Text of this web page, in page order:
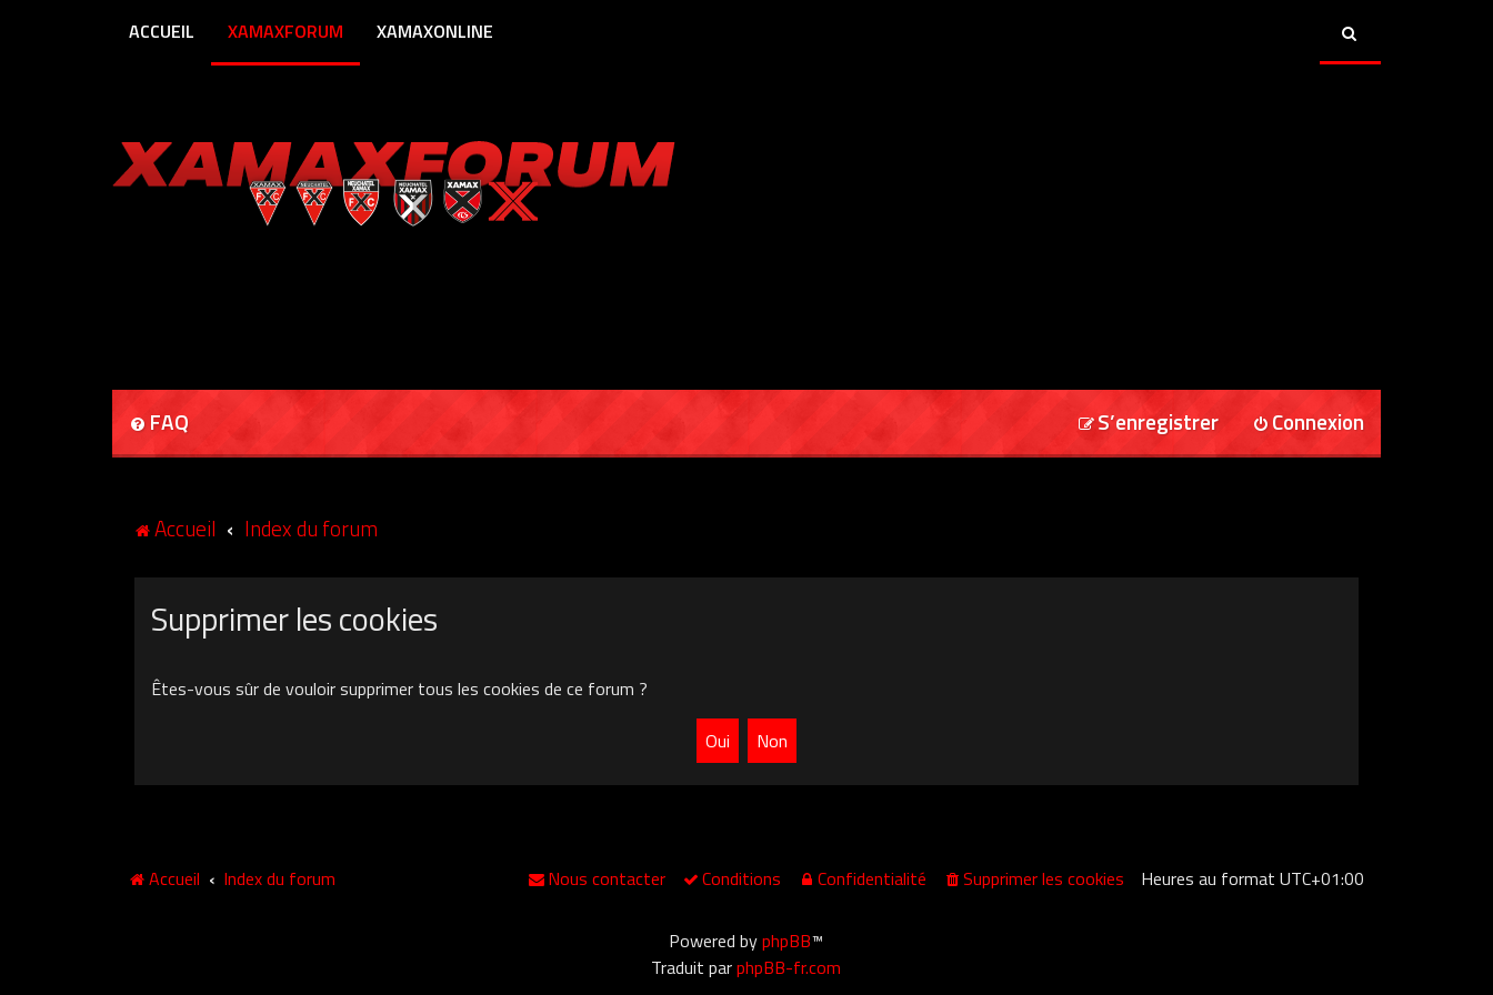
ACCUEIL XAMAXFORUM XAMAXONLINE
FAQ Connexion
S’enregistrer
Accueil Index du forum
Supprimer les cookies
Êtes-vous sûr de vouloir supprimer tous les cookies de ce forum ?
Accueil Index du forum Heures au formatUTC+01:00
Supprimer les cookies
Confidentialité
Conditions
Nous contacter
Powered byphpBB™
Traduit parphpBB-fr.com